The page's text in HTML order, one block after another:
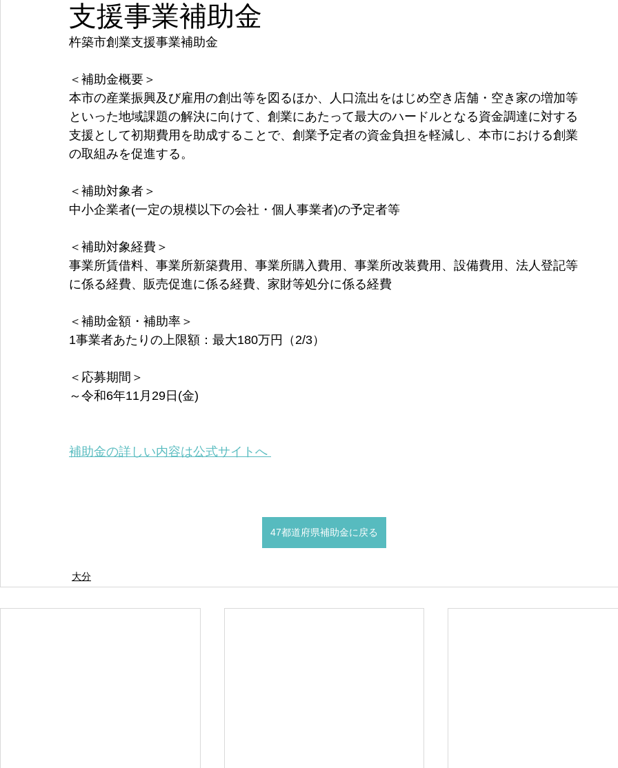
三重 滋賀 京都 大阪
支援事業補助金
杵築市創業支援事業補助金
＜補助金概要＞
本市の産業振興及び雇用の創出等を図るほか、人口流出をはじめ空き店舗・空き家の増加等
といった地域課題の解決に向けて、創業にあたって最大のハードルとなる資金調達に対する
支援として初期費用を助成することで、創業予定者の資金負担を軽減し、本市における創業
の取組みを促進する。
＜補助対象者＞
中小企業者(一定の規模以下の会社・個人事業者)の予定者等
＜補助対象経費＞
事業所賃借料、事業所新築費用、事業所購入費用、事業所改装費用、設備費用、法人登記等
に係る経費、販売促進に係る経費、家財等処分に係る経費
＜補助金額・補助率＞
1事業者あたりの上限額：最大180万円（2/3）
＜応募期間＞
～令和6年11月29日(金)
補助金の詳しい内容は公式サイトへ
47都道府県補助金に戻る
大分